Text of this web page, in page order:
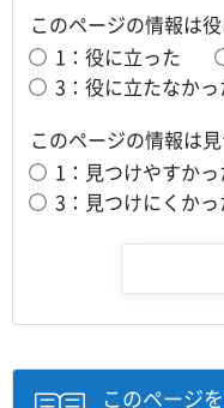
ま
す
このページの情報は
1：役に立った
3：役に立たなかっ
このページの情報は
1：見つけやすかっ
3：見つけにくかっ
このページ